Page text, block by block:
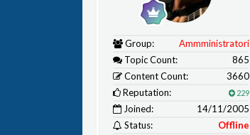
Group:
Ammministratori
Topic Count:
865
Content Count:
3660
Reputation:
229
Joined:
14/11/2005
Status:
Offline